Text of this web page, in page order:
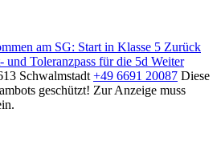
am SG: Start in Klasse 5 Zurück
und Toleranzpass für die 5d Weiter
Schwalmstadt +49 6691 20087 Diese
geschützt! Zur Anzeige muss